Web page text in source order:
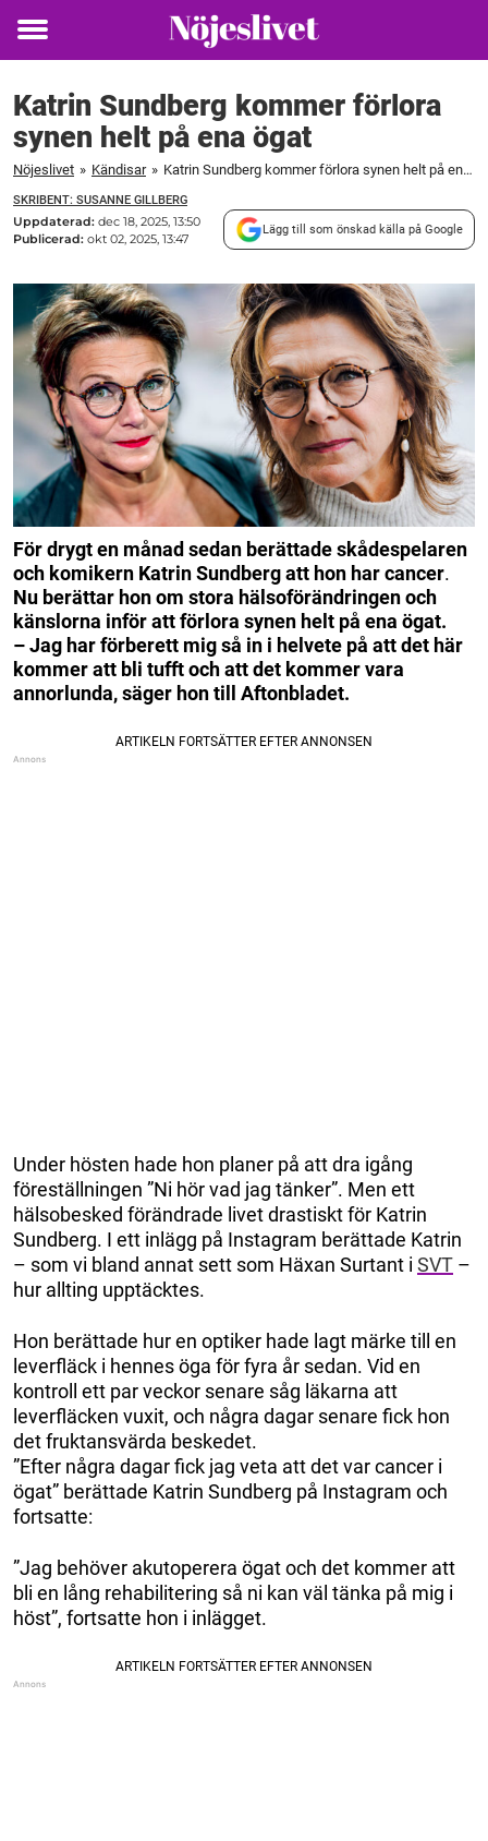
Toggle
Katrin Sundberg kommer förlora
synen helt på ena ögat
Nöjeslivet » Kändisar » Katrin Sundberg kommer förlora synen helt på ena ögat
SKRIBENT: SUSANNE GILLBERG
Uppdaterad: dec 18, 2025, 13:50
Publicerad: okt 02, 2025, 13:47
Lägg till som önskad källa på Google
För drygt en månad sedan berättade skådespelaren
och komikern Katrin Sundberg att hon har cancer.
Nu berättar hon om stora hälsoförändringen och
känslorna inför att förlora synen helt på ena ögat.
– Jag har förberett mig så in i helvete på att det här
kommer att bli tufft och att det kommer vara
annorlunda, säger hon till Aftonbladet.
Under hösten hade hon planer på att dra igång
föreställningen ”Ni hör vad jag tänker”. Men ett
hälsobesked förändrade livet drastiskt för Katrin
Sundberg. I ett inlägg på Instagram berättade Katrin
– som vi bland annat sett som Häxan Surtant i SVT –
hur allting upptäcktes.
Hon berättade hur en optiker hade lagt märke till en
leverfläck i hennes öga för fyra år sedan. Vid en
kontroll ett par veckor senare såg läkarna att
leverfläcken vuxit, och några dagar senare fick hon
det fruktansvärda beskedet.
”Efter några dagar fick jag veta att det var cancer i
ögat” berättade Katrin Sundberg på Instagram och
fortsatte:
”Jag behöver akutoperera ögat och det kommer att
bli en lång rehabilitering så ni kan väl tänka på mig i
höst”, fortsatte hon i inlägget.